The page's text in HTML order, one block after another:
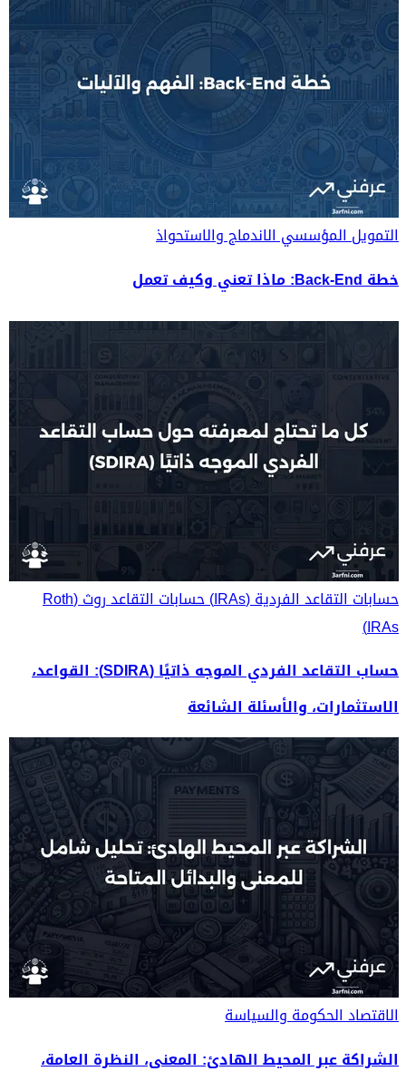
التمويل المؤسسيالاندماج والاستحواذ
خطة Back-End: ماذا تعني وكيف تعمل
حسابات التقاعد الفردية (IRAs)
حسابات التقاعد روث (Roth
IRAs)
حساب التقاعد الفردي الموجه ذاتيًا (SDIRA): القواعد،
الاستثمارات، والأسئلة الشائعة
الاقتصادالحكومة والسياسة
الشراكة عبر المحيط الهادئ: المعنى، النظرة العامة،